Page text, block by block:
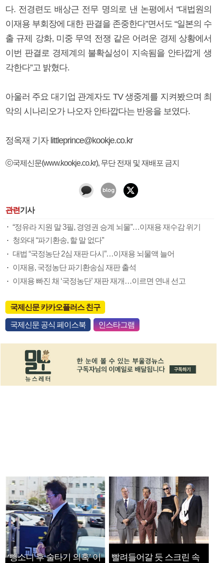
다. 전경련도 배상근 전무 명의로 낸 논평에서 “대법원의
이재용 부회장에 대한 판결을 존중한다”면서도 “일본의 수
출 규제 강화, 미중 무역 전쟁 같은 어려운 경제 상황에서
이번 판결로 경제계의 불확실성이 지속됨을 안타깝게 생
각한다”고 밝혔다.
아울러 주요 대기업 관계자도 TV 생중계를 지켜봤으며 최
악의 시나리오가 나오자 안타깝다는 반응을 보였다.
정옥재 기자 littleprince@kookje.co.kr
ⓒ국제신문(www.kookje.co.kr), 무단 전재 및 재배포 금지
관련기사
“정유라 지원 말 3필, 경영권 승계 뇌물”…이재용 재수감 위기
청와대 “파기환송, 할 말 없다”
대법 “국정농단 2심 재판 다시”…이재용 뇌물액 늘어
이재용, 국정농단 파기환송심 재판 출석
이재용 빠진 채 ‘국정농단’ 재판 재개…이르면 연내 선고
국제신문 카카오플러스 친구
국제신문 공식 페이스북 인스타그램
‘뺑소니 후 술타기 의혹’ 이 빨려들어갈 듯 스크린 속